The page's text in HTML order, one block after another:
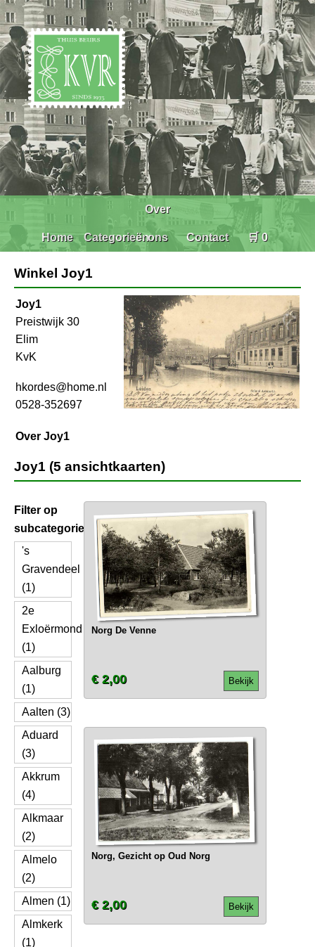
Home Categorieën
Over
ons Contact 🛒 0
Winkel Joy1
Joy1
Preistwijk 30
Elim
KvK
hkordes@home.nl
0528-352697
Over Joy1
Joy1 (5 ansichtkaarten)
Filter op
subcategorie
's
Gravendeel
(1)
2e
Exloërmond
(1)
Aalburg
(1)
Aalten (3)
Aduard
(3)
Akkrum
(4)
Alkmaar
(2)
Almelo
(2)
Almen (1)
Almkerk
(1)
Norg De Venne
Bekijk
€ 2,00
Norg, Gezicht op Oud Norg
Bekijk
€ 2,00